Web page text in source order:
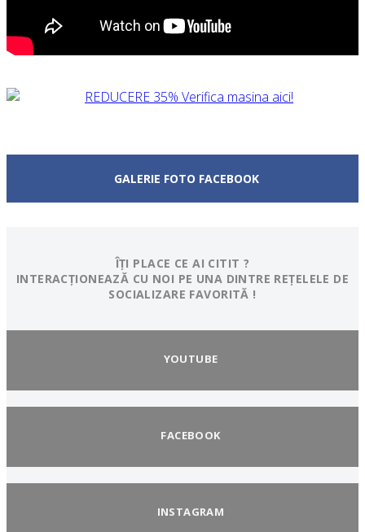
GALERIE FOTO FACEBOOK
ÎȚI PLACE CE AI CITIT ?
INTERACȚIONEAZĂ CU NOI PE UNA DINTRE REȚELELE DE
SOCIALIZARE FAVORITĂ !
YOUTUBE
FACEBOOK
INSTAGRAM